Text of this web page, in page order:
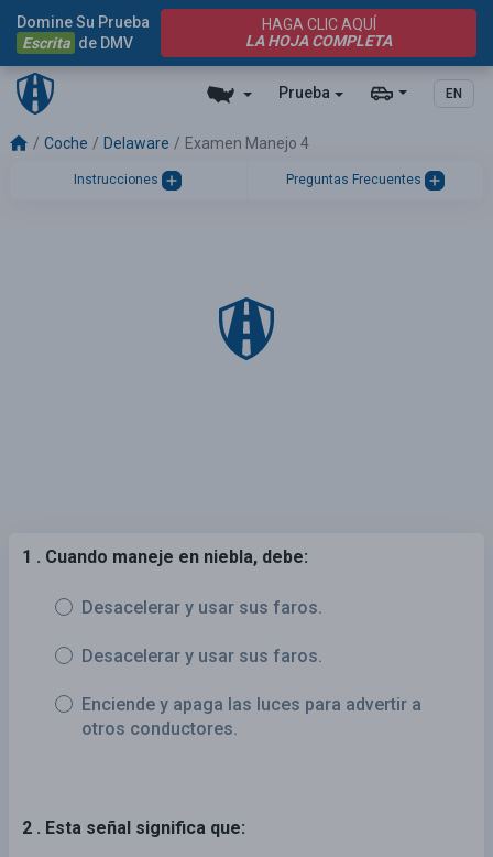
Prueba EN
Domine Su Prueba
Escrita de DMV
HAGA CLIC AQUÍ
LA HOJA COMPLETA
Coche Delaware Examen Manejo 4
Instrucciones Preguntas Frecuentes
1 . Cuando maneje en niebla, debe:
Desacelerar y usar sus faros.
Desacelerar y usar sus faros.
Enciende y apaga las luces para advertir a
otros conductores.
2 . Esta señal significa que: